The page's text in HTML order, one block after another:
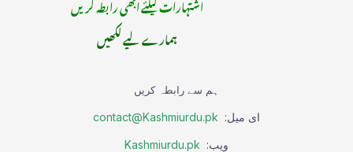
ہمارے لیے لکھیں
ہم سے رابطہ کریں
ای میل: contact@Kashmiurdu.pk
ویب: Kashmiurdu.pk